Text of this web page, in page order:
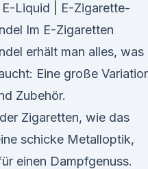
Liquid | E-Zigarette-
Im E-Zigaretten
erhält man alles, was
Eine große
Zubehör.
Zigaretten, wie das
schicke Metalloptik,
einen Dampfgenuss.